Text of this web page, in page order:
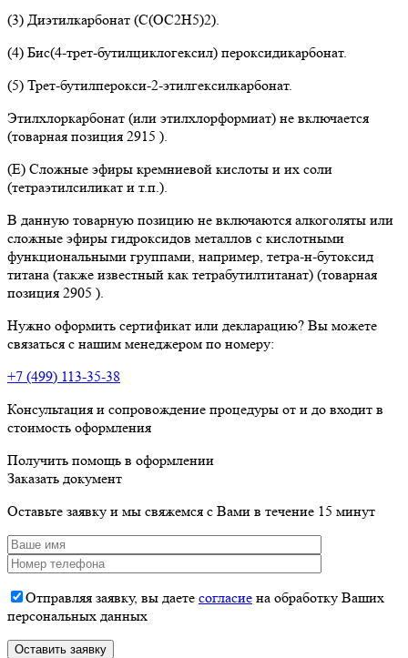
(3) Диэтилкарбонат (C(OC2H5)2).
(4) Бис(4-трет-бутилциклогексил) пероксидикарбонат.
(5) Трет-бутилперокси-2-этилгексилкарбонат.
Этилхлоркарбонат (или этилхлорформиат) не включается
(товарная позиция 2915 ).
(Е) Сложные эфиры кремниевой кислоты и их соли
(тетраэтилсиликат и т.п.).
В данную товарную позицию не включаются алкоголяты или
сложные эфиры гидроксидов металлов с кислотными
функциональными группами, например, тетра-н-бутоксид
титана (также известный как тетрабутилтитанат) (товарная
позиция 2905 ).
Нужно оформить сертификат или декларацию? Вы можете
связаться с нашим менеджером по номеру:
+7 (499) 113-35-38
Консультация и сопровождение процедуры от и до входит в
стоимость оформления
Получить помощь в оформлении
Заказать документ
Оставьте заявку и мы свяжемся с Вами в течение 15 минут
Отправляя заявку, вы даете согласие на обработку Ваших
персональных данных